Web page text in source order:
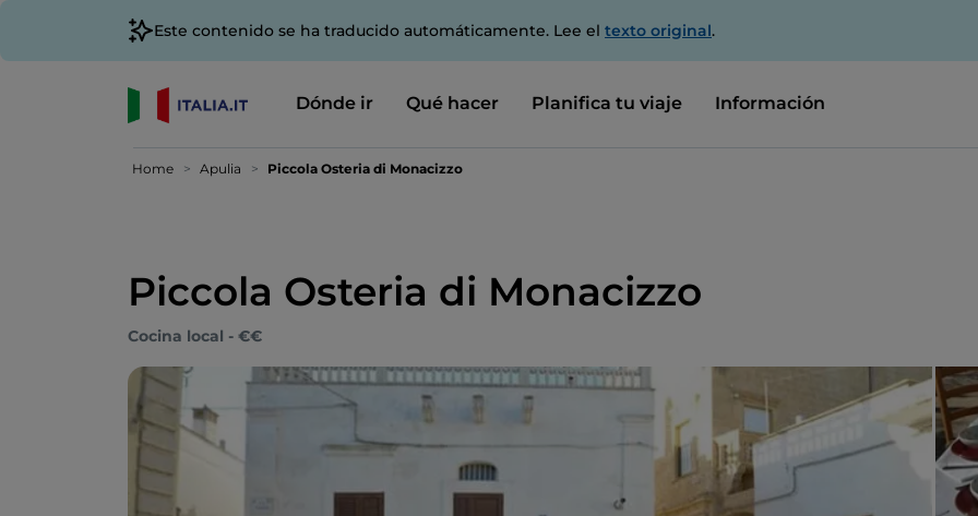
Este contenido se ha traducido automáticamente. Lee el texto original.
Dónde ir Qué hacer Planifica tu viaje Información
Home Apulia Piccola Osteria di Monacizzo
Piccola Osteria di Monacizzo
Cocina local - €€